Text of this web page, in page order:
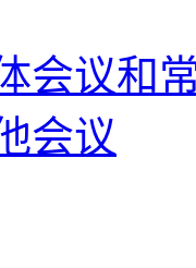
会议和
会议